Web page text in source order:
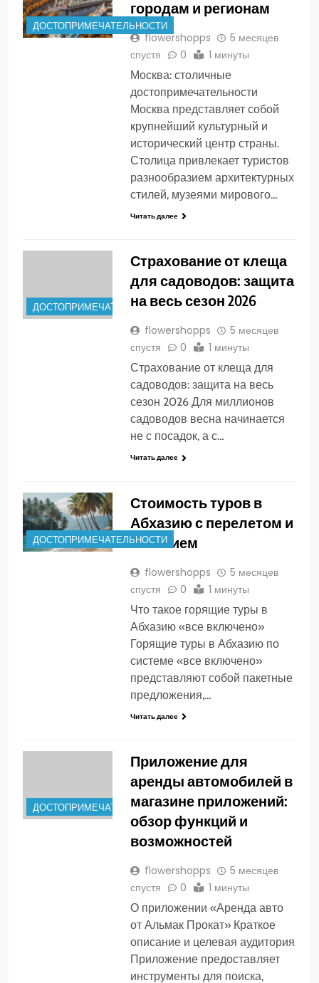
ДОСТОПРИМЕЧАТЕЛЬНОСТИ
городам и регионам
flowershopps
5 месяцев
спустя
0 1 минуты
Москва: столичные
достопримечательности
Москва представляет собой
крупнейший культурный и
исторический центр страны.
Столица привлекает туристов
разнообразием архитектурных
стилей, музеями мирового…
Читать далее
ДОСТОПРИМЕЧАТЕЛЬНОСТИ
Страхование от клеща
для садоводов: защита
на весь сезон 2026
flowershopps
5 месяцев
спустя
0 1 минуты
Страхование от клеща для
садоводов: защита на весь
сезон 2026 Для миллионов
садоводов весна начинается
не с посадок, а с…
Читать далее
ДОСТОПРИМЕЧАТЕЛЬНОСТИ
Стоимость туров в
Абхазию с перелетом и
питанием
flowershopps
5 месяцев
спустя
0 1 минуты
Что такое горящие туры в
Абхазию «все включено»
Горящие туры в Абхазию по
системе «все включено»
представляют собой пакетные
предложения,…
Читать далее
ДОСТОПРИМЕЧАТЕЛЬНОСТИ
Приложение для
аренды автомобилей в
магазине приложений:
обзор функций и
возможностей
flowershopps
5 месяцев
спустя
0 1 минуты
О приложении «Аренда авто
от Альмак Прокат» Краткое
описание и целевая аудитория
Приложение предоставляет
инструменты для поиска,